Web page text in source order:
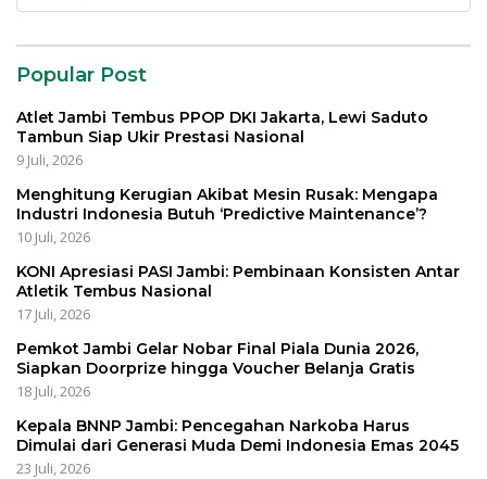
Popular Post
Atlet Jambi Tembus PPOP DKI Jakarta, Lewi Saduto
Tambun Siap Ukir Prestasi Nasional
9 Juli, 2026
Menghitung Kerugian Akibat Mesin Rusak: Mengapa
Industri Indonesia Butuh ‘Predictive Maintenance’?
10 Juli, 2026
KONI Apresiasi PASI Jambi: Pembinaan Konsisten Antar
Atletik Tembus Nasional
17 Juli, 2026
Pemkot Jambi Gelar Nobar Final Piala Dunia 2026,
Siapkan Doorprize hingga Voucher Belanja Gratis
18 Juli, 2026
Kepala BNNP Jambi: Pencegahan Narkoba Harus
Dimulai dari Generasi Muda Demi Indonesia Emas 2045
23 Juli, 2026